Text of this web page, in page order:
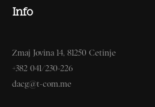
Info
Zmaj Jovina 14, 81250 Cetinje
+382 041/230-226
dacg@t-com.me